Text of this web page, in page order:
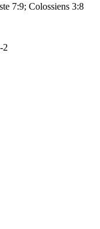
7:9; Colossiens 3:8
2